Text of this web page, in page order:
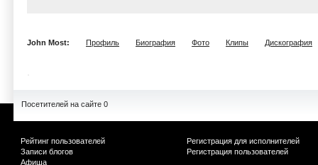
John Most: Профиль Биография Фото Клипы Дискография
Посетителей на сайте 0
Рейтинг пользователей
Записи блогов
Афиша
Регистрация для исполнителей
Регистрация пользователей